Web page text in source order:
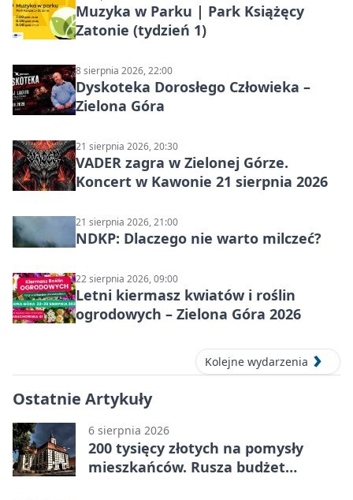
Muzyka w Parku | Park Książęcy
Zatonie (tydzień 1)
8 sierpnia 2026, 22:00
Dyskoteka Dorosłego Człowieka –
Zielona Góra
21 sierpnia 2026, 20:30
VADER zagra w Zielonej Górze.
Koncert w Kawonie 21 sierpnia 2026
21 sierpnia 2026, 21:00
NDKP: Dlaczego nie warto milczeć?
22 sierpnia 2026, 09:00
Letni kiermasz kwiatów i roślin
ogrodowych – Zielona Góra 2026
Kolejne wydarzenia
Ostatnie Artykuły
6 sierpnia 2026
200 tysięcy złotych na pomysły
mieszkańców. Rusza budżet